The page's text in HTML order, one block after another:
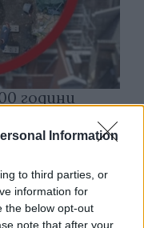
Information
to third parties, or
information for
the below opt-out
note that after your
години